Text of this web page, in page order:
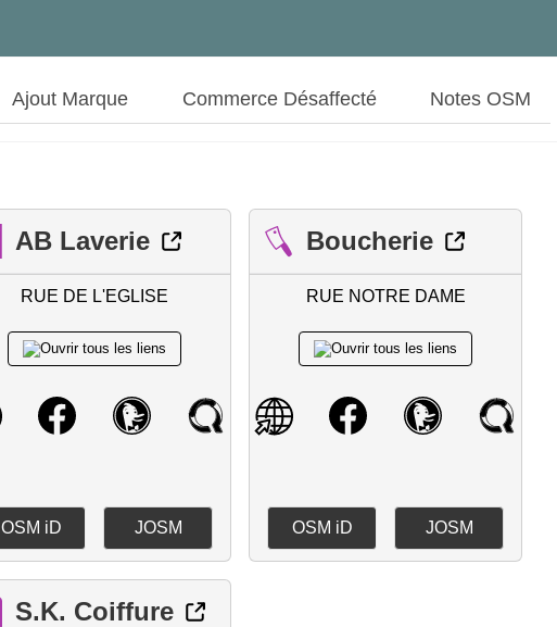
Ajout Marque Commerce Désaffecté Notes OSM
AB Laverie
RUE DE L'EGLISE
OSM iD JOSM
Boucherie
RUE NOTRE DAME
OSM iD JOSM
S.K. Coiffure